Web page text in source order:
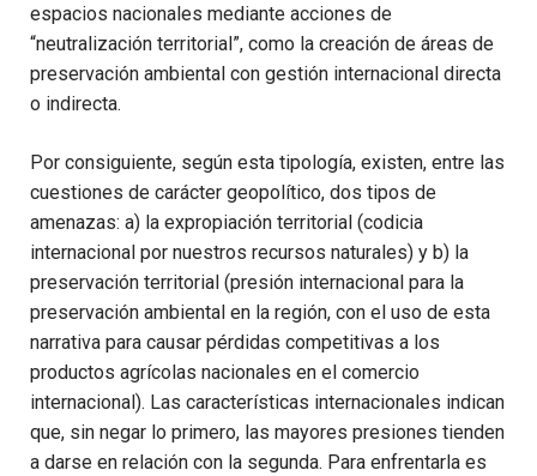
espacios nacionales mediante acciones de
“neutralización territorial”, como la creación de áreas de
preservación ambiental con gestión internacional directa
o indirecta.
Por consiguiente, según esta tipología, existen, entre las
cuestiones de carácter geopolítico, dos tipos de
amenazas: a) la expropiación territorial (codicia
internacional por nuestros recursos naturales) y b) la
preservación territorial (presión internacional para la
preservación ambiental en la región, con el uso de esta
narrativa para causar pérdidas competitivas a los
productos agrícolas nacionales en el comercio
internacional). Las características internacionales indican
que, sin negar lo primero, las mayores presiones tienden
a darse en relación con la segunda. Para enfrentarla es